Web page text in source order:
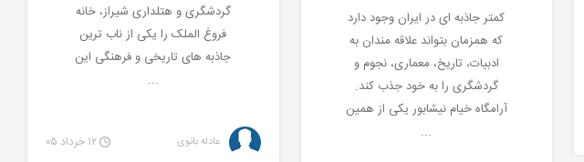
کمتر جاذبه ای در ایران وجود دارد
که همزمان بتواند علاقه مندان به
ادبیات، تاریخ، معماری، نجوم و
گردشگری را به خود جذب کند.
آرامگاه خیام نیشابور یکی از همین
...
گردشگری و هتلداری شیراز، خانه
فروغ الملک را یکی از ناب ترین
جاذبه های تاریخی و فرهنگی این
...
عادله بانوی ۱۲ خرداد ۰۵